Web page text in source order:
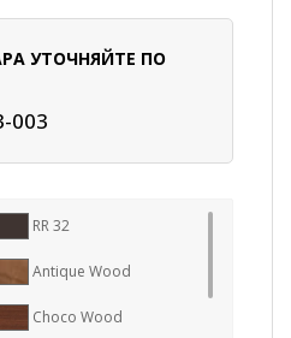
УТОЧНЯЙТЕ ПО
003
RR 32
Antique Wood
Choco Wood